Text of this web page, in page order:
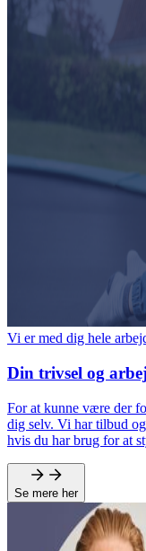
Vi er med dig hele
Din trivsel og
For at kunne være der
dig selv. Vi har tilbud
hvis du har brug for at
Se mere her